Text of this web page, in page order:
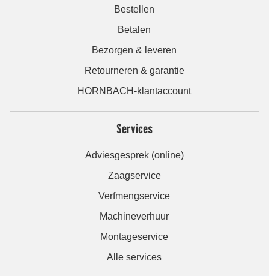
Bestellen
Betalen
Bezorgen & leveren
Retourneren & garantie
HORNBACH-klantaccount
Services
Adviesgesprek (online)
Zaagservice
Verfmengservice
Machineverhuur
Montageservice
Alle services